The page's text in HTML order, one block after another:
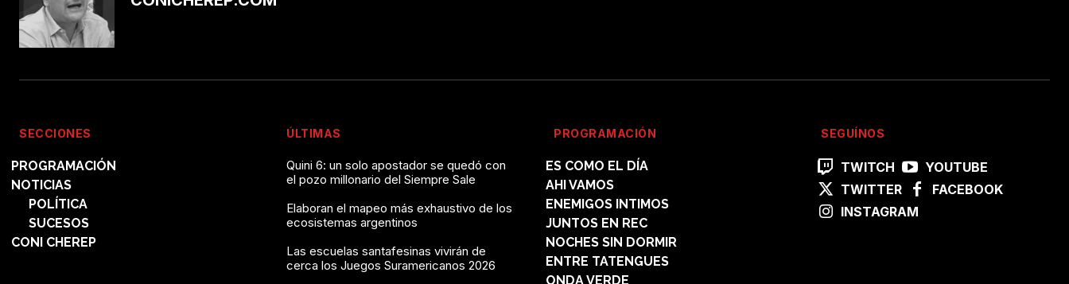
SECCIONES
PROGRAMACIÓN
NOTICIAS
POLÍTICA
SUCESOS
CONI CHEREP
ÚLTIMAS
Quini 6: un solo apostador se quedó con
el pozo millonario del Siempre Sale
Elaboran el mapeo más exhaustivo de los
ecosistemas argentinos
Las escuelas santafesinas vivirán de
cerca los Juegos Suramericanos 2026
PROGRAMACIÓN
ES COMO EL DÍA
AHI VAMOS
ENEMIGOS INTIMOS
JUNTOS EN REC
NOCHES SIN DORMIR
ENTRE TATENGUES
ONDA VERDE
SEGUÍNOS
TWITCH
YOUTUBE
TWITTER
FACEBOOK
INSTAGRAM